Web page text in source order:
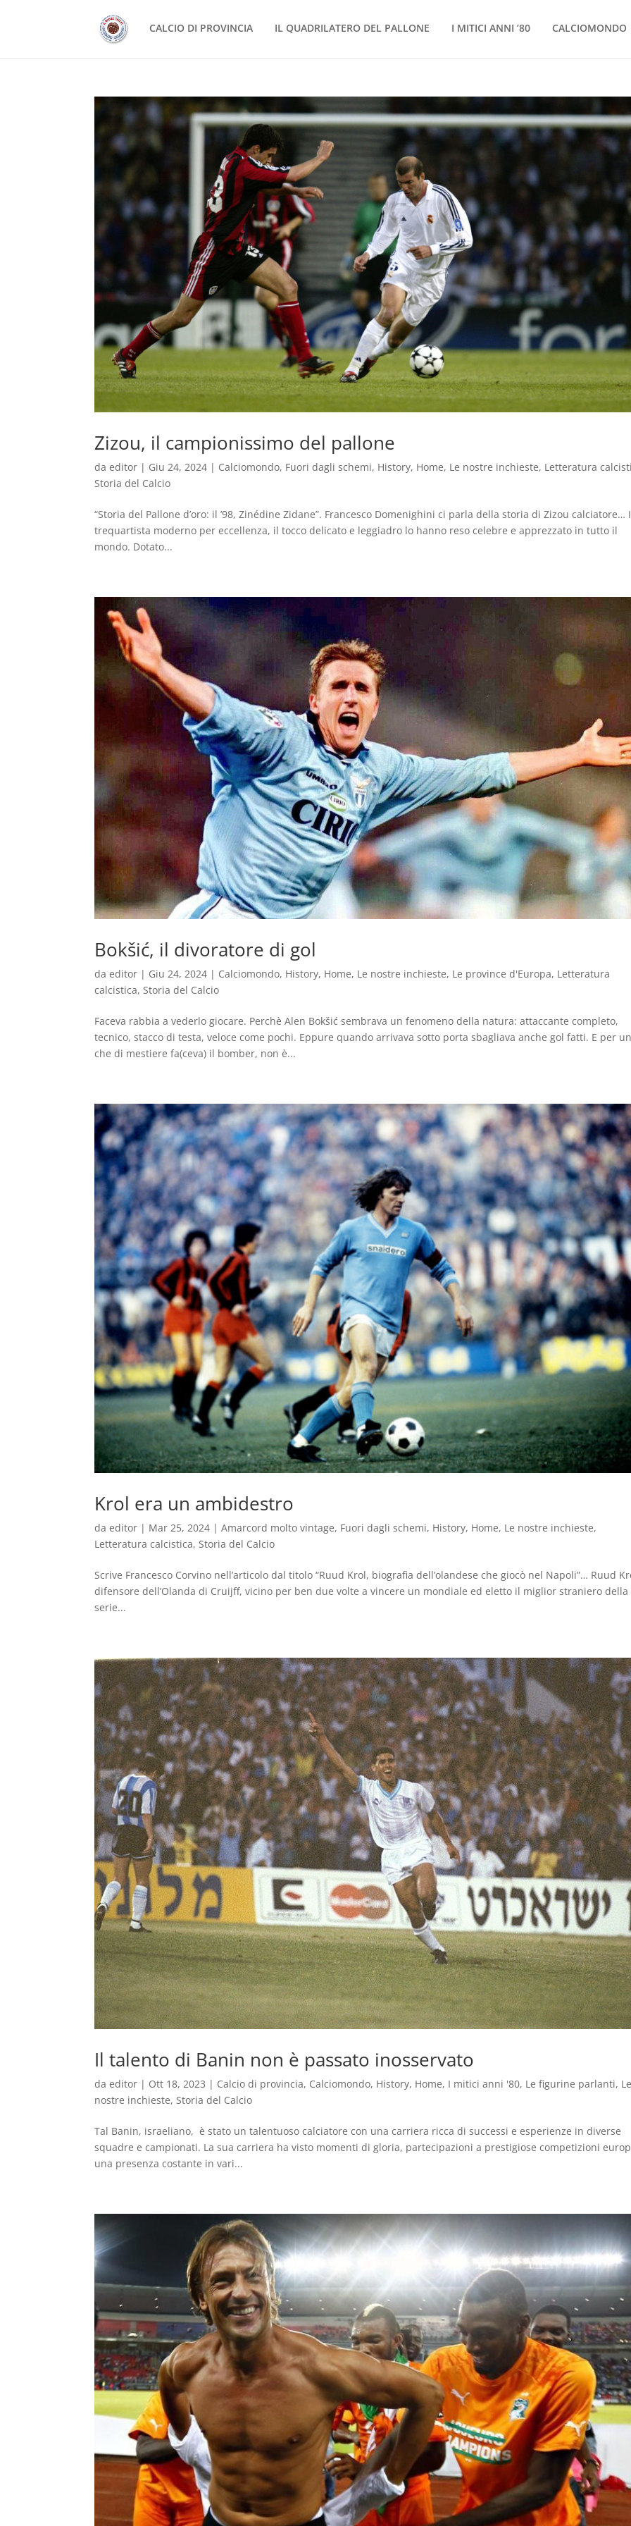
CALCIO DI PROVINCIA IL QUADRILATERO DEL PALLONE I MITICI ANNI ’80 CALCIOMONDO
Zizou, il campionissimo del pallone
daeditor | Giu 24, 2024 | Calciomondo, Fuori dagli schemi, History, Home, Le nostre inchieste, Letteratura
Storia del Calcio
“Storia del Pallone d’oro: il ’98, Zinédine Zidane”. Francesco Domenighini ci parla della storia di Zizou calciatore…
trequartista moderno per eccellenza, il tocco delicato e leggiadro lo hanno reso celebre e apprezzato in tutto il
mondo. Dotato...
Bokšić, il divoratore di gol
daeditor | Giu 24, 2024 | Calciomondo, History, Home, Le nostre inchieste, Le province d'Europa, Letteratura
calcistica,Storia del Calcio
Faceva rabbia a vederlo giocare. Perchè Alen Bokšić sembrava un fenomeno della natura: attaccante completo,
tecnico, stacco di testa, veloce come pochi. Eppure quando arrivava sotto porta sbagliava anche gol fatti. E per
che di mestiere fa(ceva) il bomber, non è...
Krol era un ambidestro
daeditor | Mar 25, 2024 |Amarcord molto vintage, Fuori dagli schemi, History, Home, Le nostre inchieste,
Letteratura calcistica,Storia del Calcio
Scrive Francesco Corvino nell’articolo dal titolo “Ruud Krol, biografia dell’olandese che giocò nel Napoli”… Ruud
difensore dell’Olanda di Cruijff, vicino per ben due volte a vincere un mondiale ed eletto il miglior straniero della
serie...
Il talento di Banin non è passato inosservato
daeditor | Ott 18, 2023 | Calcio di provincia, Calciomondo, History, Home, I mitici anni '80, Le figurine parlanti,
nostre inchieste,Storia del Calcio
Tal Banin, israeliano, è stato un talentuoso calciatore con una carriera ricca di successi e esperienze in diverse
squadre e campionati. La sua carriera ha visto momenti di gloria, partecipazioni a prestigiose competizioni
una presenza costante in vari...